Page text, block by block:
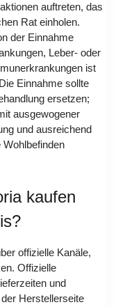
auftreten, das
Rat einholen.
der Einnahme
Leber- oder
ist
Einnahme sollte
ersetzen;
ausgewogener
und ausreichend
kaufen
offizielle Kanäle,
Offizielle
und
Herstellerseite